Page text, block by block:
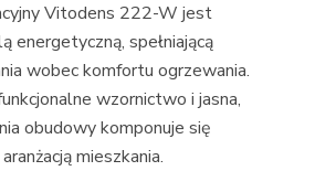
Vitodens 222-W jest
energetyczną, spełniającą
wobec komfortu ogrzewania.
wzornictwo i jasna,
obudowy komponuje się
mieszkania.